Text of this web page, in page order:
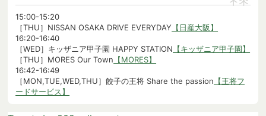
15:00-15:20
［THU］NISSAN OSAKA DRIVE EVERYDAY 【日産大阪】
16:20-16:40
［WED］キッザニア甲子園 HAPPY STATION 【キッザニア甲子園】
［THU］MORES Our Town 【MORES】
16:42-16:49
［MON,TUE,WED,THU］餃子の王将 Share the passion 【王将フ
ードサービス】